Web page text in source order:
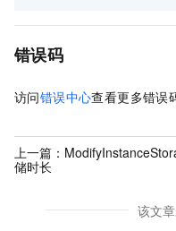
错误码
访问错误中心查看更多错误
上一篇：
储时长
该文